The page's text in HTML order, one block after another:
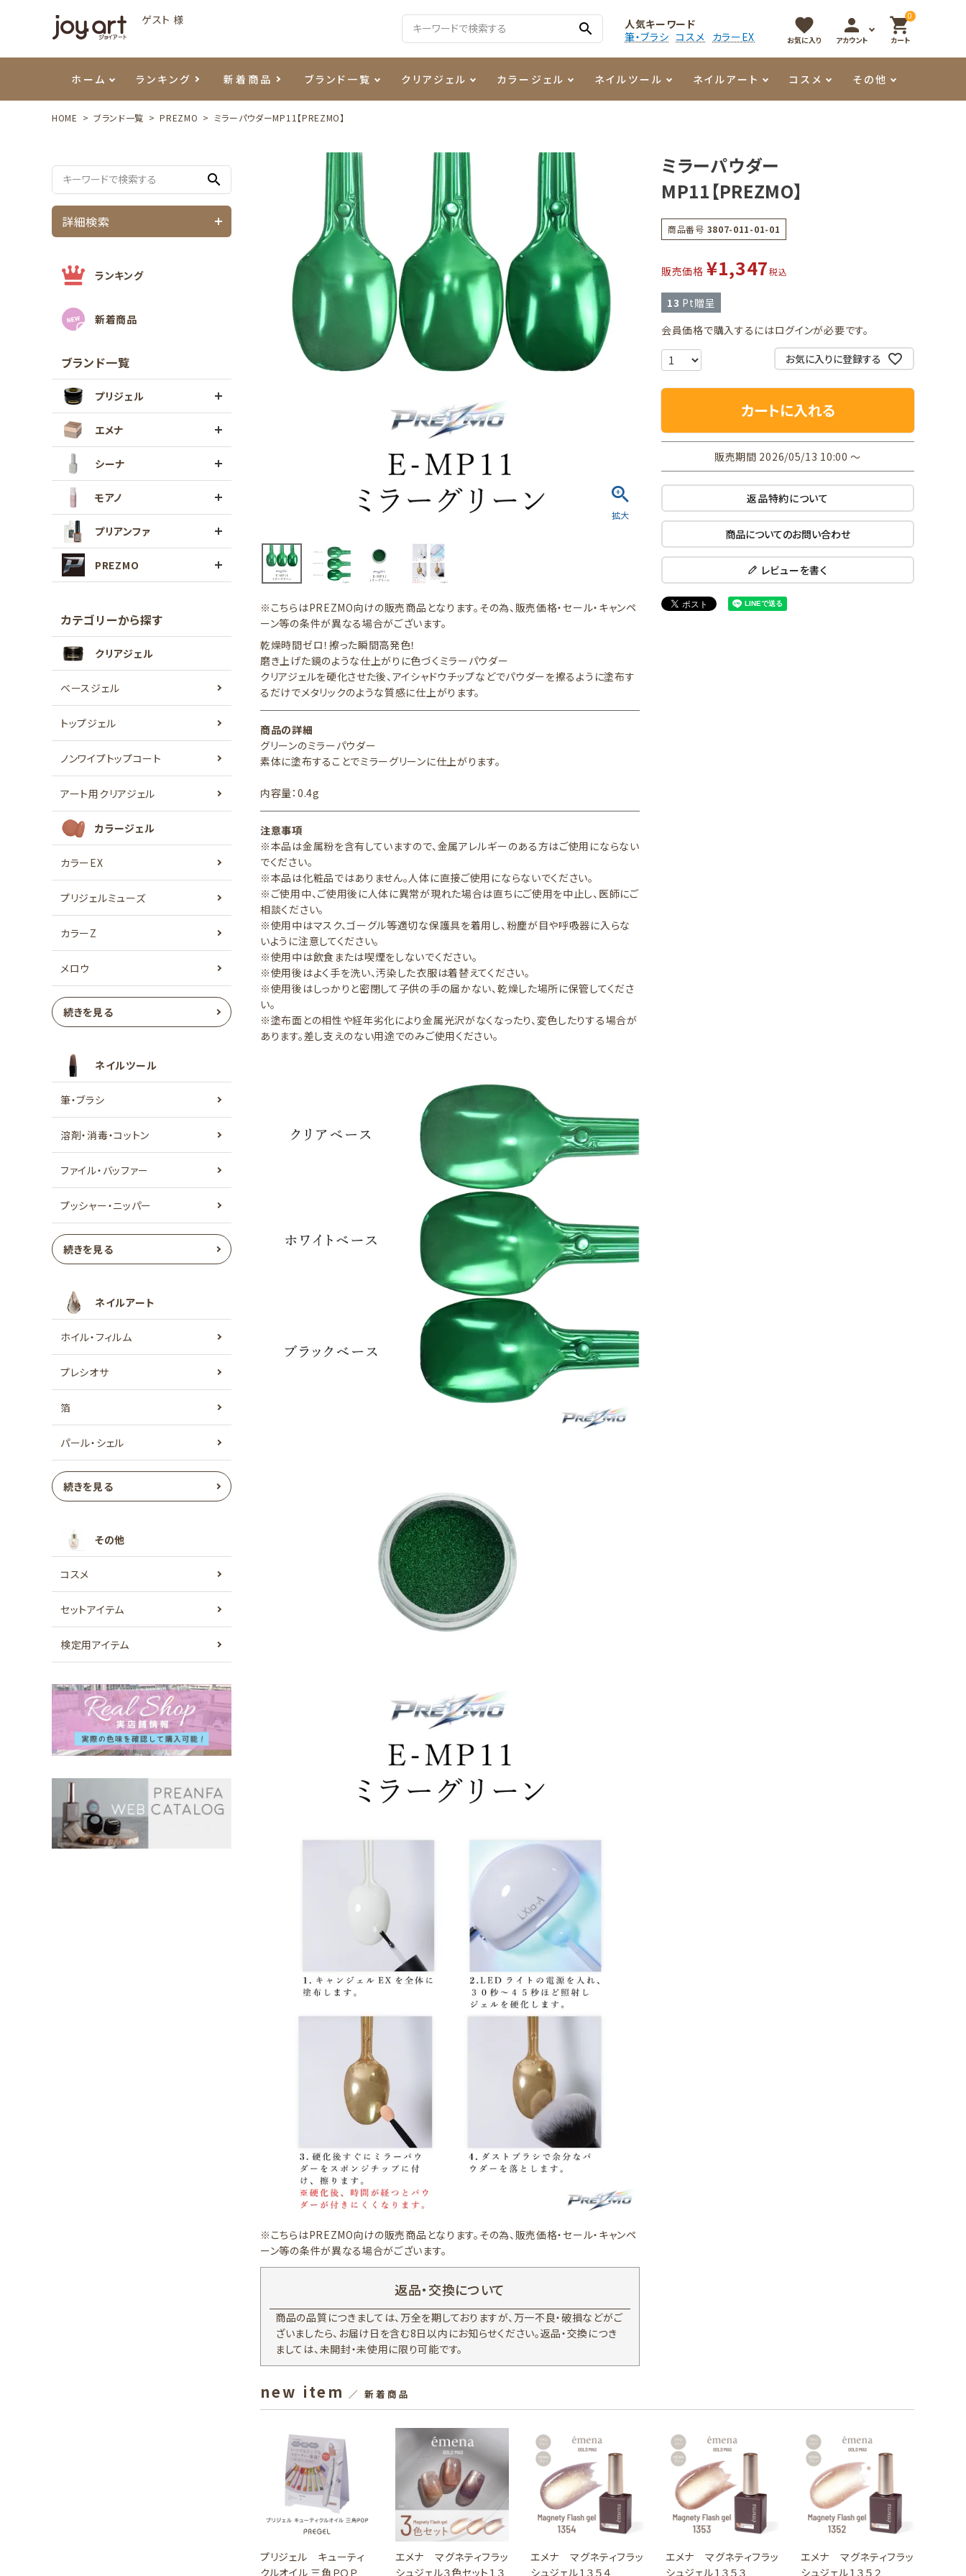
ゲスト 様
search
人気キーワード
筆・ブラシ コスメ カラーEX
favorite
お気に入り
person
アカウント
0
shopping_cart
カート
ホーム ランキング 新着商品 ブランド一覧
モアノ プリアンファ PREZMO
クリアジェル カラージェル
ウェービージェル テラコッタジェル ニュアンスジェル 3Dクレイジェル
マグネティジェル マグネティフラッシュジェル アートインク メタリックジェル
フラッシュジェル シーナカラージェルポリッシュ その他カラージェル
ネイルツール
ネイルケア用品 ピンセット・シザー・スパチュラ チャート・チップ関連 容器・ポーチ
ネイルマシン LEDライト その他ネイルツール
ネイルアート
メタルパーツ パウダー・フレーク レジン・モールド その他
コスメ その他
HOME ブランド一覧 PREZMO ミラーパウダーMP11【PREZMO】
search
詳細検索
ランキング
新着商品
ブランド一覧
プリジェル
エメナ
シーナ
モアノ
プリアンファ
PREZMO
カテゴリーから探す
クリアジェル
ベースジェル
トップジェル
ノンワイプトップコート
アート用クリアジェル
カラージェル
カラーEX
プリジェルミューズ
カラーZ
メロウ
続きを見る
ネイルツール
筆・ブラシ
溶剤・消毒・コットン
ファイル・バッファー
プッシャー・ニッパー
続きを見る
ネイルアート
ホイル・フィルム
プレシオサ
箔
パール・シェル
続きを見る
その他
コスメ
セットアイテム
検定用アイテム
※こちらはPREZMO向けの販売商品となります。その為、販売価格・セール・キャンペ
ーン等の条件が異なる場合がございます。
乾燥時間ゼロ！擦った瞬間高発色！
磨き上げた鏡のような仕上がりに色づくミラーパウダー
クリアジェルを硬化させた後、アイシャドウチップなどでパウダーを擦るように塗布す
るだけでメタリックのような質感に仕上がります。
商品の詳細
グリーンのミラーパウダー
素体に塗布することでミラーグリーンに仕上がります。
内容量：0.4g
注意事項
※本品は金属粉を含有していますので、金属アレルギーのある方はご使用にならない
でください。
※本品は化粧品ではありません。人体に直接ご使用にならないでください。
※ご使用中、ご使用後に人体に異常が現れた場合は直ちにご使用を中止し、医師にご
相談ください。
※使用中はマスク、ゴーグル等適切な保護具を着用し、粉塵が目や呼吸器に入らな
いように注意してください。
※使用中は飲食または喫煙をしないでください。
※使用後はよく手を洗い、汚染した衣服は着替えてください。
※使用後はしっかりと密閉して子供の手の届かない、乾燥した場所に保管してくださ
い。
※塗布面との相性や経年劣化により金属光沢がなくなったり、変色したりする場合が
あります。差し支えのない用途でのみご使用ください。
※こちらはPREZMO向けの販売商品となります。その為、販売価格・セール・キャンペ
ーン等の条件が異なる場合がございます。
返品・交換について
商品の品質につきましては、万全を期しておりますが、万一不良・破損などがご
ざいましたら、お届け日を含む8日以内にお知らせください。返品・交換につき
ましては、未開封・未使用に限り可能です。
ミラーパウダー
MP11【PREZMO】
商品番号 3807-011-01-01
販売価格 ¥1,347税込
13 Pt贈呈
会員価格で購入するにはログインが必要です。
お気に入りに登録する
カートに入れる
販売期間 2026/05/13 10:00〜
返品特約について
商品についてのお問い合わせ
レビューを書く
new item ／ 新着商品
プリジェル キューティ
クルオイル 三角ＰＯＰ
エメナ マグネティフラッ
シュジェル３色セット１３
エメナ マグネティフラッ
シュジェル１３５４
エメナ マグネティフラッ
シュジェル１３５３
エメナ マグネティフラッ
シュジェル１３５２